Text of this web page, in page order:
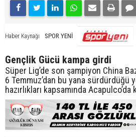
Haber Kaynağı SPOR YENİ
Gençlik Gücü kampa girdi
Süper Lig’de son şampiyon China
6 Temmuz’dan bu yana sürdürdüğü
hazırlıkları kapsamında